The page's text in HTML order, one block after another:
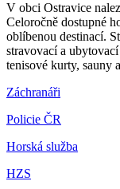
V obci Ostravice
Celoročně dostupné
oblíbenou destinací.
stravovací a
tenisové kurty, sauny
Záchranáři
Policie ČR
Horská služba
HZS